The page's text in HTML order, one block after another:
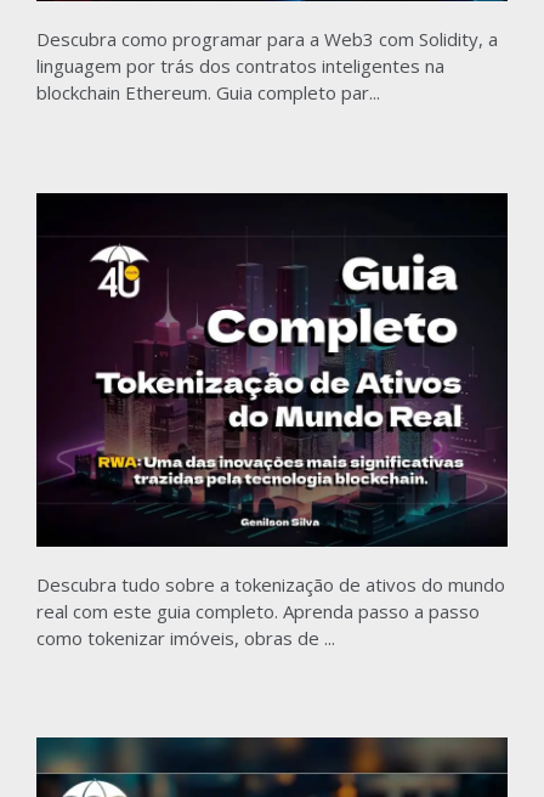
Descubra como programar para a Web3 com Solidity, a
linguagem por trás dos contratos inteligentes na
blockchain Ethereum. Guia completo par...
Descubra tudo sobre a tokenização de ativos do mundo
real com este guia completo. Aprenda passo a passo
como tokenizar imóveis, obras de ...